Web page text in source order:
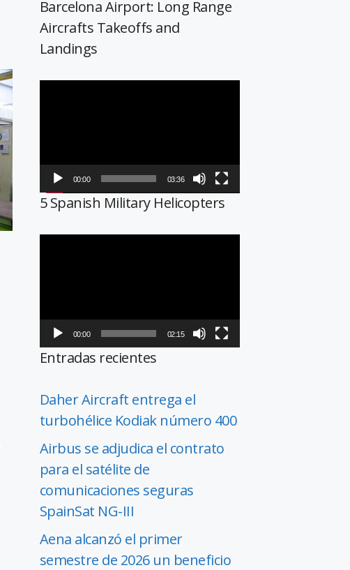
Barcelona Airport: Long Range
Aircrafts Takeoffs and
Landings
00:00 03:36
5 Spanish Military Helicopters
00:00 02:15
Entradas recientes
Daher Aircraft entrega el
turbohélice Kodiak número 400
Airbus se adjudica el contrato
para el satélite de
comunicaciones seguras
SpainSat NG-III
Aena alcanzó el primer
semestre de 2026 un beneficio